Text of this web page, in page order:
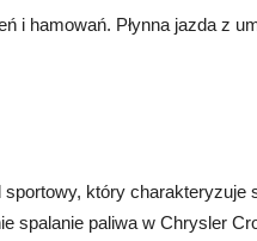
i hamowań. Płynna jazda z
który charakteryzuje
spalanie paliwa w Chrysler